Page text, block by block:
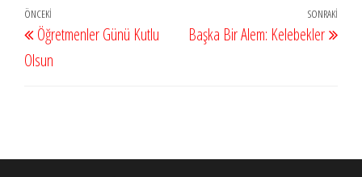
Yazı
gezinmesi
Önceki
Yazı
ÖNCEKI
Öğretmenler Günü Kutlu
Olsun
Yazı
SONRAKI
Başka Bir Alem: Kelebekler